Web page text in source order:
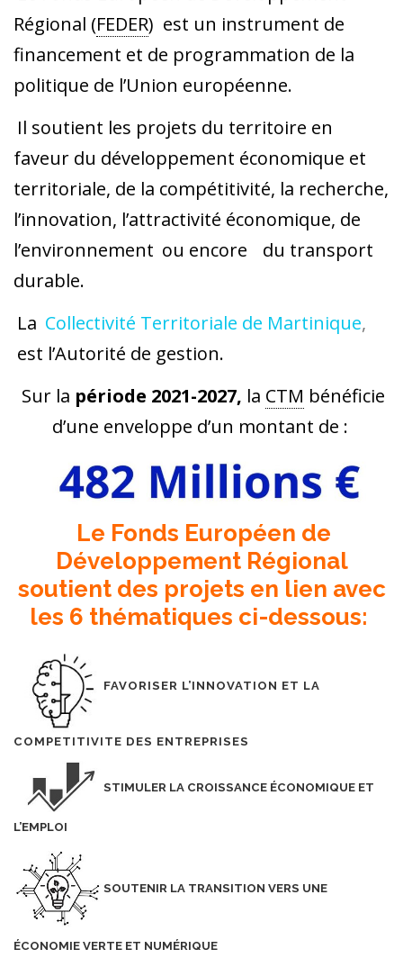
Régional (FEDER) est un instrument de
financement et de programmation de la
politique de l’Union européenne.
Il soutient les projets du territoire en
faveur du développement économique et
territoriale, de la compétitivité, la recherche,
l’innovation, l’attractivité économique, de
l’environnement ou encore
du transport
durable.
La Collectivité Territoriale de Martinique,
est l’Autorité de gestion.
Sur la période 2021-2027, la CTM bénéficie
d’une enveloppe d’un montant de :
Le Fonds Européen de
Développement Régional
soutient des projets en lien avec
les 6 thématiques ci-dessous:
FAVORISER L’INNOVATION ET LA
COMPETITIVITE DES ENTREPRISES
STIMULER LA CROISSANCE ÉCONOMIQUE ET
L’EMPLOI
SOUTENIR LA TRANSITION VERS UNE
ÉCONOMIE VERTE ET NUMÉRIQUE